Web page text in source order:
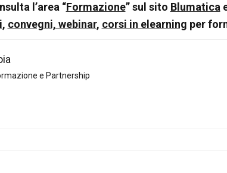
l’area “Formazione” sul sito Blumatica
, convegni, webinar, corsi in elearning per
e Partnership